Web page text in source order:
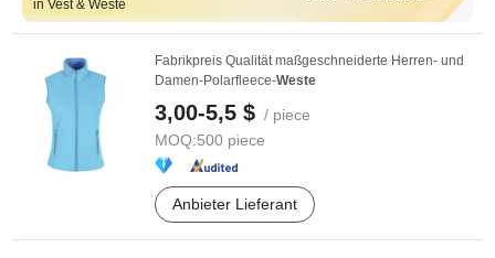
in Vest & Weste
Fabrikpreis Qualität maßgeschneiderte Herren- und
Damen-Polarfleece-Weste
3,00-5,5 $ / piece
MOQ:500 piece
Anbieter Lieferant